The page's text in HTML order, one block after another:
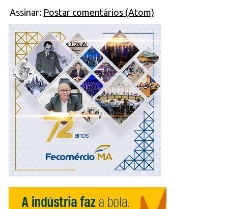
Assinar: Postar comentários (Atom)